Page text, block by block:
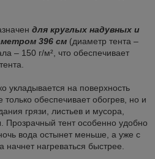
для круглых надувных и
396 см (диаметр тента –
– 150 г/м², что обеспечивает
укладывается на поверхность
обеспечивает обогрев, но и
грязи, листьев и мусора,
тент особенно удобно
вода остынет меньше, а уже с
нагреваться быстрее.